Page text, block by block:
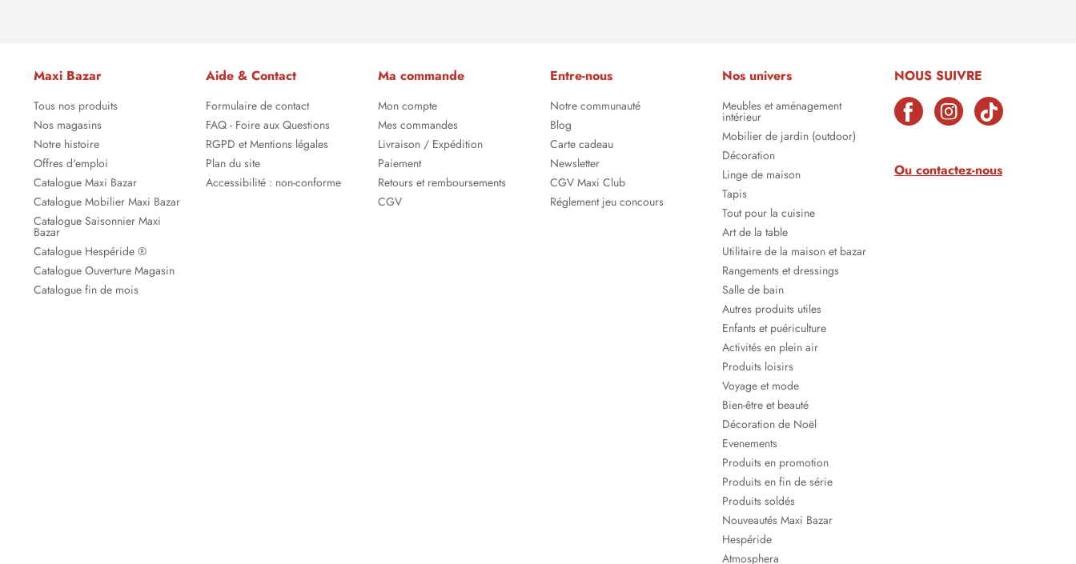
Maxi Bazar
Tous nos produits
Nos magasins
Notre histoire
Offres d'emploi
Catalogue Maxi Bazar
Catalogue Mobilier Maxi Bazar
Catalogue Saisonnier Maxi
Bazar
Catalogue Hespéride ®
Catalogue Ouverture Magasin
Catalogue fin de mois
Aide & Contact
Formulaire de contact
FAQ - Foire aux Questions
RGPD et Mentions légales
Plan du site
Accessibilité : non-conforme
Ma commande
Mon compte
Mes commandes
Livraison / Expédition
Paiement
Retours et remboursements
CGV
Entre-nous
Notre communauté
Blog
Carte cadeau
Newsletter
CGV Maxi Club
Réglement jeu concours
Nos univers
Meubles et aménagement
intérieur
Mobilier de jardin (outdoor)
Décoration
Linge de maison
Tapis
Tout pour la cuisine
Art de la table
Utilitaire de la maison et bazar
Rangements et dressings
Salle de bain
Autres produits utiles
Enfants et puériculture
Activités en plein air
Produits loisirs
Voyage et mode
Bien-être et beauté
Décoration de Noël
Evenements
Produits en promotion
Produits en fin de série
Produits soldés
Nouveautés Maxi Bazar
Hespéride
Atmosphera
NOUS SUIVRE
Ou contactez-nous